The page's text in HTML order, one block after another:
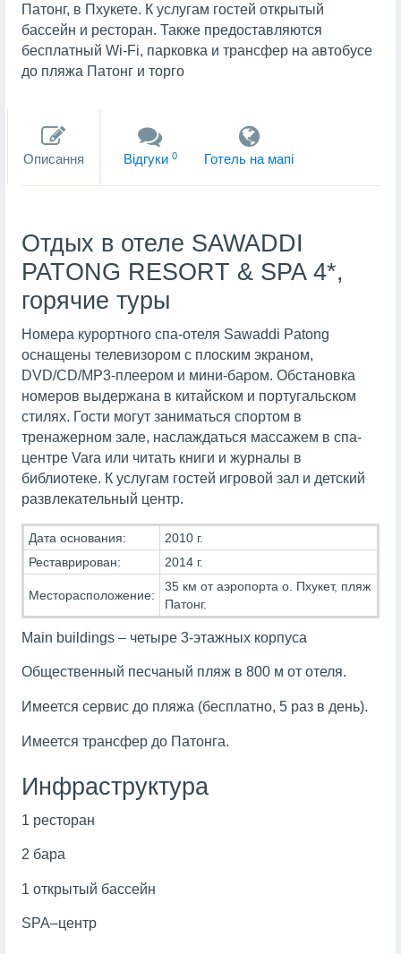
Патонг, в Пхукете. К услугам гостей открытый
бассейн и ресторан. Также предоставляются
бесплатный Wi-Fi, парковка и трансфер на автобусе
до пляжа Патонг и торго
Описання Вiдгуки 0 Готель на мапi
Отдых в отеле SAWADDI
PATONG RESORT & SPA 4*,
горячие туры
Номера курортного спа-отеля Sawaddi Patong
оснащены телевизором с плоским экраном,
DVD/CD/MP3-плеером и мини-баром. Обстановка
номеров выдержана в китайском и португальском
стилях. Гости могут заниматься спортом в
тренажерном зале, наслаждаться массажем в спа-
центре Vara или читать книги и журналы в
библиотеке. К услугам гостей игровой зал и детский
развлекательный центр.
Дата основания:
2010 г.
Реставрирован:
2014 г.
Месторасположение:
35 км от аэропорта о. Пхукет, пляж
Патонг.
Main buildings – четыре 3-этажных корпуса
Общественный песчаный пляж в 800 м от отеля.
Имеется сервис до пляжа (бесплатно, 5 раз в день).
Имеется трансфер до Патонга.
Инфраструктура
1 ресторан
2 бара
1 открытый бассейн
SPA–центр